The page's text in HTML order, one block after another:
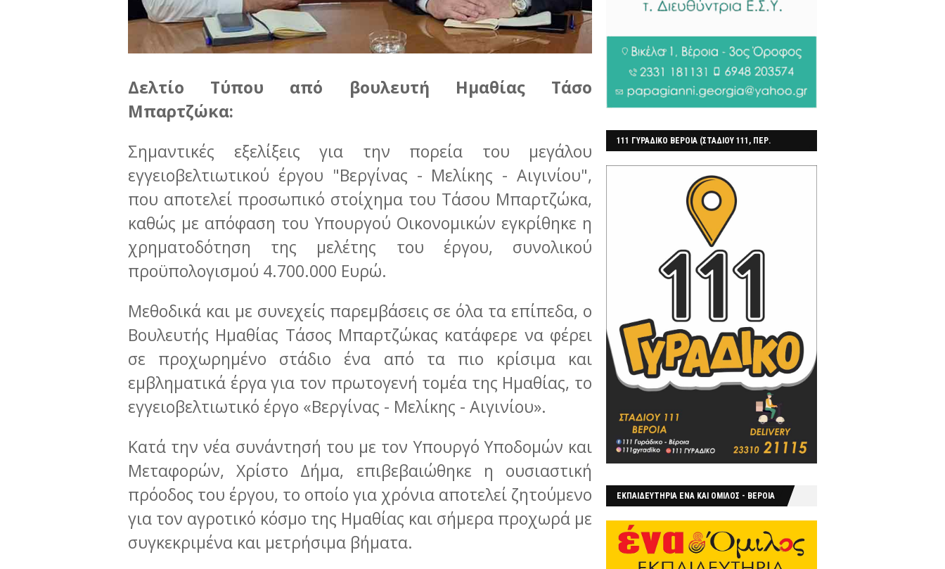
Δελτίο Τύπου από βουλευτή Ημαθίας Τάσο
Μπαρτζώκα:
Σημαντικές εξελίξεις για την πορεία του μεγάλου
εγγειοβελτιωτικού έργου "Βεργίνας - Μελίκης - Αιγινίου",
που αποτελεί προσωπικό στοίχημα του Τάσου Μπαρτζώκα,
καθώς με απόφαση του Υπουργού Οικονομικών εγκρίθηκε η
χρηματοδότηση της μελέτης του έργου, συνολικού
προϋπολογισμού 4.700.000 Ευρώ.
Μεθοδικά και με συνεχείς παρεμβάσεις σε όλα τα επίπεδα, ο
Βουλευτής Ημαθίας Τάσος Μπαρτζώκας κατάφερε να φέρει
σε προχωρημένο στάδιο ένα από τα πιο κρίσιμα και
εμβληματικά έργα για τον πρωτογενή τομέα της Ημαθίας, το
εγγειοβελτιωτικό έργο «Βεργίνας - Μελίκης - Αιγινίου».
Κατά την νέα συνάντησή του με τον Υπουργό Υποδομών και
Μεταφορών, Χρίστο Δήμα, επιβεβαιώθηκε η ουσιαστική
πρόοδος του έργου, το οποίο για χρόνια αποτελεί ζητούμενο
για τον αγροτικό κόσμο της Ημαθίας και σήμερα προχωρά με
συγκεκριμένα και μετρήσιμα βήματα.
111 ΓΥΡΑΔΙΚΟ ΒΕΡΟΙΑ (ΣΤΑΔΙΟΥ 111, ΠΕΡ.
ΕΚΠΑΙΔΕΥΤΗΡΙΑ ΕΝΑ ΚΑΙ ΟΜΙΛΟΣ - ΒΕΡΟΙΑ